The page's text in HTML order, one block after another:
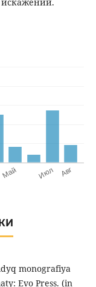
monografiya
Evo Press. (in